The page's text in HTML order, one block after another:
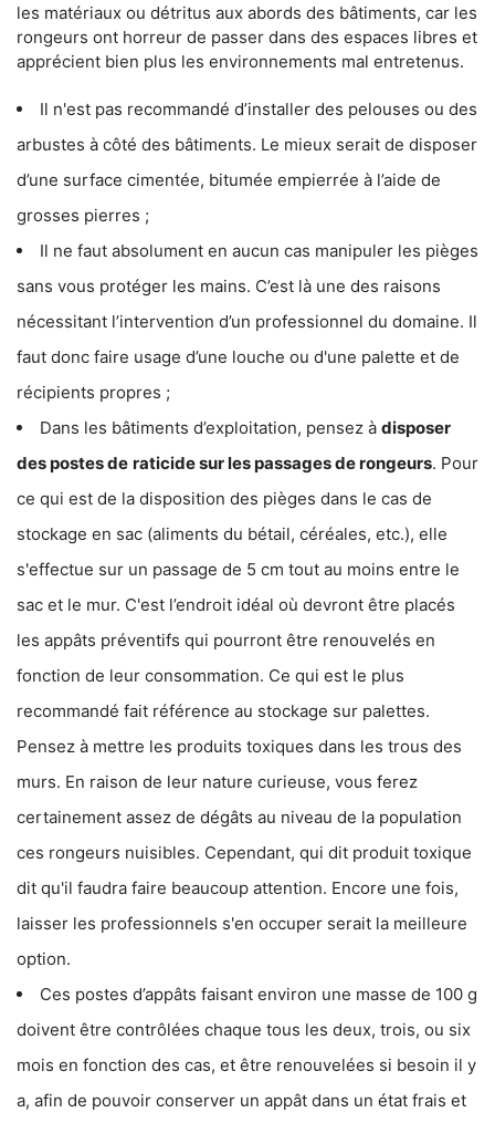
les matériaux ou détritus aux abords des bâtiments, car les
rongeurs ont horreur de passer dans des espaces libres et
apprécient bien plus les environnements mal entretenus.
Il n'est pas recommandé d’installer des pelouses ou des
arbustes à côté des bâtiments. Le mieux serait de disposer
d’une surface cimentée, bitumée empierrée à l’aide de
grosses pierres ;
Il ne faut absolument en aucun cas manipuler les pièges
sans vous protéger les mains. C’est là une des raisons
nécessitant l’intervention d’un professionnel du domaine. Il
faut donc faire usage d’une louche ou d'une palette et de
récipients propres ;
Dans les bâtiments d’exploitation, pensez à disposer
des postes de raticide sur les passages de rongeurs. Pour
ce qui est de la disposition des pièges dans le cas de
stockage en sac (aliments du bétail, céréales, etc.), elle
s'effectue sur un passage de 5 cm tout au moins entre le
sac et le mur. C'est l’endroit idéal où devront être placés
les appâts préventifs qui pourront être renouvelés en
fonction de leur consommation. Ce qui est le plus
recommandé fait référence au stockage sur palettes.
Pensez à mettre les produits toxiques dans les trous des
murs. En raison de leur nature curieuse, vous ferez
certainement assez de dégâts au niveau de la population
ces rongeurs nuisibles. Cependant, qui dit produit toxique
dit qu'il faudra faire beaucoup attention. Encore une fois,
laisser les professionnels s'en occuper serait la meilleure
option.
Ces postes d’appâts faisant environ une masse de 100 g
doivent être contrôlées chaque tous les deux, trois, ou six
mois en fonction des cas, et être renouvelées si besoin il y
a, afin de pouvoir conserver un appât dans un état frais et